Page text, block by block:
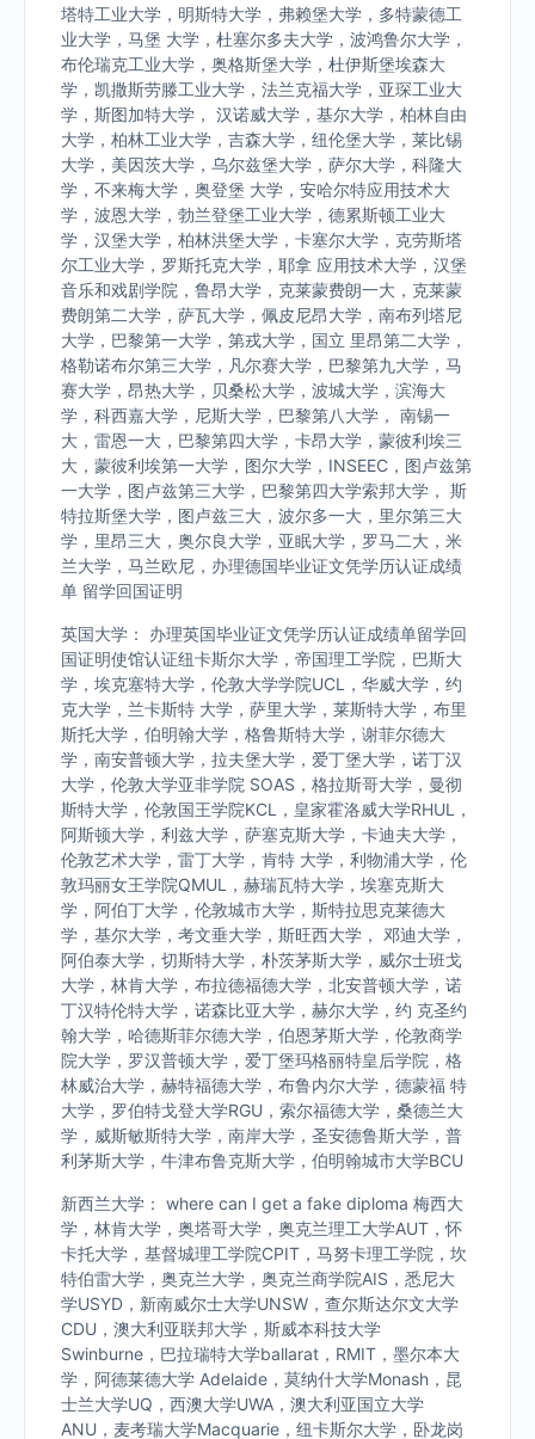
塔特工业大学，明斯特大学，弗赖堡大学，多特蒙德工
业大学，马堡 大学，杜塞尔多夫大学，波鸿鲁尔大学，
布伦瑞克工业大学，奥格斯堡大学，杜伊斯堡埃森大
学，凯撒斯劳滕工业大学，法兰克福大学，亚琛工业大
学，斯图加特大学， 汉诺威大学，基尔大学，柏林自由
大学，柏林工业大学，吉森大学，纽伦堡大学，莱比锡
大学，美因茨大学，乌尔兹堡大学，萨尔大学，科隆大
学，不来梅大学，奥登堡 大学，安哈尔特应用技术大
学，波恩大学，勃兰登堡工业大学，德累斯顿工业大
学，汉堡大学，柏林洪堡大学，卡塞尔大学，克劳斯塔
尔工业大学，罗斯托克大学，耶拿 应用技术大学，汉堡
音乐和戏剧学院，鲁昂大学，克莱蒙费朗一大，克莱蒙
费朗第二大学，萨瓦大学，佩皮尼昂大学，南布列塔尼
大学，巴黎第一大学，第戎大学，国立 里昂第二大学，
格勒诺布尔第三大学，凡尔赛大学，巴黎第九大学，马
赛大学，昂热大学，贝桑松大学，波城大学，滨海大
学，科西嘉大学，尼斯大学，巴黎第八大学， 南锡一
大，雷恩一大，巴黎第四大学，卡昂大学，蒙彼利埃三
大，蒙彼利埃第一大学，图尔大学，INSEEC，图卢兹第
一大学，图卢兹第三大学，巴黎第四大学索邦大学， 斯
特拉斯堡大学，图卢兹三大，波尔多一大，里尔第三大
学，里昂三大，奥尔良大学，亚眠大学，罗马二大，米
兰大学，马兰欧尼，办理德国毕业证文凭学历认证成绩
单 留学回国证明
英国大学： 办理英国毕业证文凭学历认证成绩单留学回
国证明使馆认证纽卡斯尔大学，帝国理工学院，巴斯大
学，埃克塞特大学，伦敦大学学院UCL，华威大学，约
克大学，兰卡斯特 大学，萨里大学，莱斯特大学，布里
斯托大学，伯明翰大学，格鲁斯特大学，谢菲尔德大
学，南安普顿大学，拉夫堡大学，爱丁堡大学，诺丁汉
大学，伦敦大学亚非学院 SOAS，格拉斯哥大学，曼彻
斯特大学，伦敦国王学院KCL，皇家霍洛威大学RHUL，
阿斯顿大学，利兹大学，萨塞克斯大学，卡迪夫大学，
伦敦艺术大学，雷丁大学，肯特 大学，利物浦大学，伦
敦玛丽女王学院QMUL，赫瑞瓦特大学，埃塞克斯大
学，阿伯丁大学，伦敦城市大学，斯特拉思克莱德大
学，基尔大学，考文垂大学，斯旺西大学， 邓迪大学，
阿伯泰大学，切斯特大学，朴茨茅斯大学，威尔士班戈
大学，林肯大学，布拉德福德大学，北安普顿大学，诺
丁汉特伦特大学，诺森比亚大学，赫尔大学，约 克圣约
翰大学，哈德斯菲尔德大学，伯恩茅斯大学，伦敦商学
院大学，罗汉普顿大学，爱丁堡玛格丽特皇后学院，格
林威治大学，赫特福德大学，布鲁内尔大学，德蒙福 特
大学，罗伯特戈登大学RGU，索尔福德大学，桑德兰大
学，威斯敏斯特大学，南岸大学，圣安德鲁斯大学，普
利茅斯大学，牛津布鲁克斯大学，伯明翰城市大学BCU
新西兰大学： where can I get a fake diploma 梅西大
学，林肯大学，奥塔哥大学，奥克兰理工大学AUT，怀
卡托大学，基督城理工学院CPIT，马努卡理工学院，坎
特伯雷大学，奥克兰大学，奥克兰商学院AIS，悉尼大
学USYD，新南威尔士大学UNSW，查尔斯达尔文大学
CDU，澳大利亚联邦大学，斯威本科技大学
Swinburne，巴拉瑞特大学ballarat，RMIT，墨尔本大
学，阿德莱德大学 Adelaide，莫纳什大学Monash，昆
士兰大学UQ，西澳大学UWA，澳大利亚国立大学
ANU，麦考瑞大学Macquarie，纽卡斯尔大学，卧龙岗